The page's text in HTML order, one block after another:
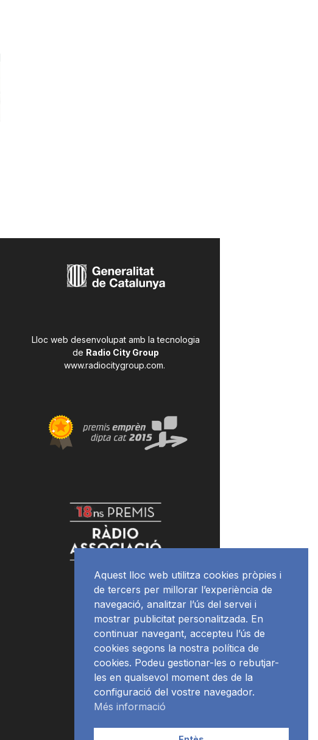
Lloc web desenvolupat amb la tecnologia
de Radio City Group
www.radiocitygroup.com.
Aquest lloc web utilitza cookies pròpies i
de tercers per millorar l’experiència de
navegació, analitzar l’ús del servei i
mostrar publicitat personalitzada. En
continuar navegant, accepteu l’ús de
cookies segons la nostra política de
cookies. Podeu gestionar-les o rebutjar-
les en qualsevol moment des de la
configuració del vostre navegador.
Més informació